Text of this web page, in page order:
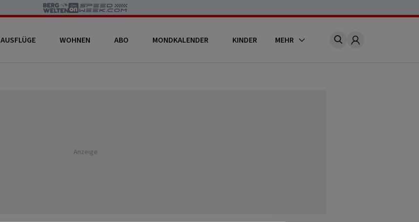
AUSFLÜGE WOHNEN ABO MONDKALENDER KINDER MEHR Account
Anzeige